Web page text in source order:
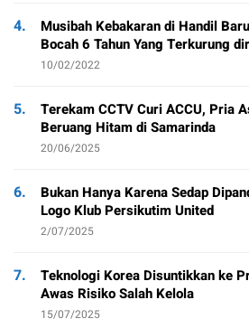
4.
Musibah Kebakaran di Handil
Bocah 6 Tahun Yang Terkurung
10/02/2022
5.
Terekam CCTV Curi ACCU, Pria
Beruang Hitam di Samarinda
20/06/2025
6.
Bukan Hanya Karena Sedap
Logo Klub Persikutim United
2/07/2025
7.
Teknologi Korea Disuntikkan ke
Awas Risiko Salah Kelola
15/07/2025